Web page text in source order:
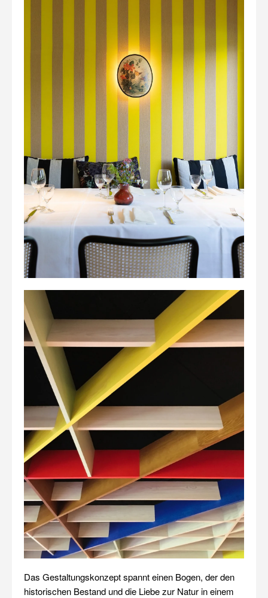
Das Gestaltungskonzept spannt einen Bogen, der den
historischen Bestand und die Liebe zur Natur in einem